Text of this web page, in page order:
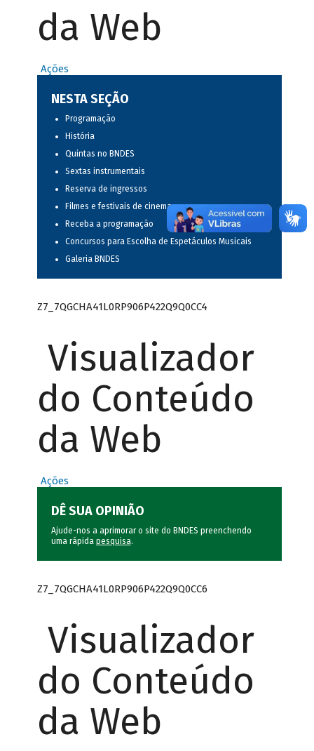
da Web
Ações
NESTA SEÇÃO
Programação
História
Quintas no BNDES
Sextas instrumentais
Reserva de ingressos
Filmes e festivais de cinema
Receba a programação
Concursos para Escolha de Espetáculos Musicais
Galeria BNDES
Z7_7QGCHA41L0RP906P422Q9Q0CC4
Visualizador
do Conteúdo
da Web
Ações
DÊ SUA OPINIÃO
Ajude-nos a aprimorar o site do BNDES preenchendo
uma rápida pesquisa.
Z7_7QGCHA41L0RP906P422Q9Q0CC6
Visualizador
do Conteúdo
da Web